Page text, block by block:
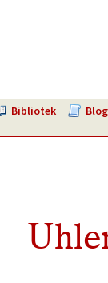
Bibliotek Blog